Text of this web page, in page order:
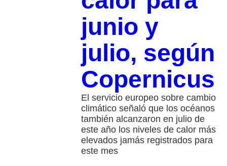
junio y
julio, según
Copernicus
El servicio europeo sobre cambio
climático señaló que los océanos
también alcanzaron en julio de
este año los niveles de calor más
elevados jamás registrados para
este mes